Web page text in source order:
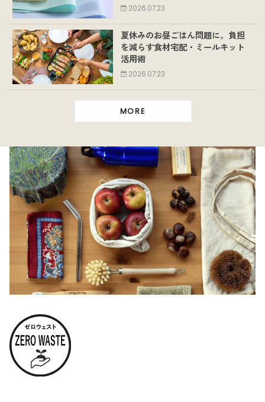
2026.07.23
夏休みのお昼ごはん問題に。負担
を減らす食材宅配・ミールキット
活用術
2026.07.23
MORE